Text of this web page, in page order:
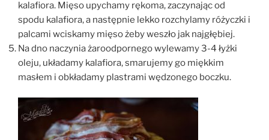
kalafiora. Mięso upychamy rękoma, zaczynając od
spodu kalafiora, a następnie lekko rozchylamy różyczki i
palcami wciskamy mięso żeby weszło jak najgłębiej.
Na dno naczynia żaroodpornego wylewamy 3-4 łyżki
oleju, układamy kalafiora, smarujemy go miękkim
masłem i obkładamy plastrami wędzonego boczku.